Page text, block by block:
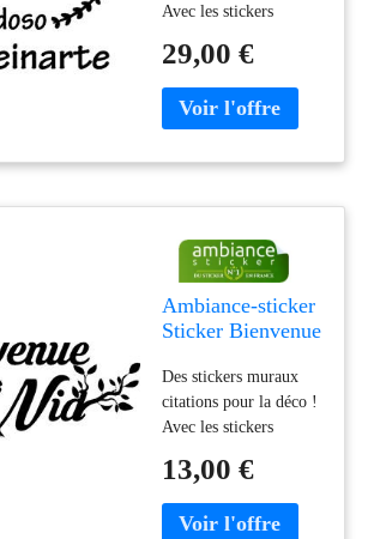
Avec les stickers
citation Amar Mucho,
vous pourrez enfin
décorer l'intérieur de
guise avec leur aide !
optez pour le style qui
vous convient le mieux
pour améliorer votre
vie en chois
29,00 €
Ambiance-sticker
Sticker Bienvenue
Des stickers muraux
citations pour la déco !
Avec les stickers
Bienvenue dans notre
nid, vous pourrez enfin
décorer l'intérieur de
13,00 €